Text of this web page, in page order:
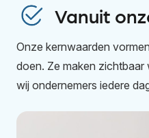
Vanuit
Onze kernwaarden
doen. Ze maken
wij ondernemers iedere